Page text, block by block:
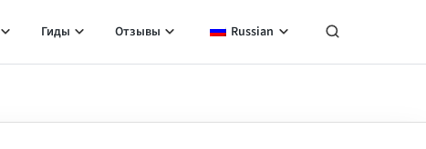
Гиды Отзывы Russian